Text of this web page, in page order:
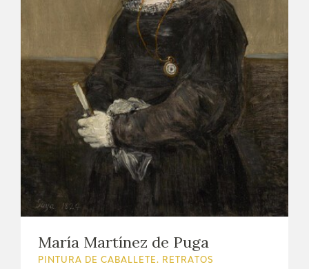
María Martínez de Puga
PINTURA DE CABALLETE. RETRATOS